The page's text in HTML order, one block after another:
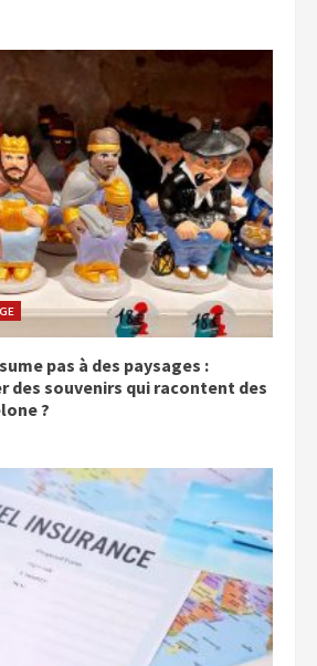
pas à des paysages :
des souvenirs qui racontent des
?